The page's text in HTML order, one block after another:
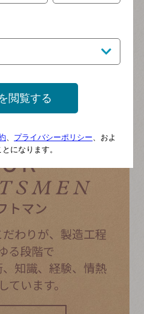
わりが、 製造工程
る段階で
、知識、経験、情熱
ています。
閲覧する
プライバシーポリシー 、およ
になります。